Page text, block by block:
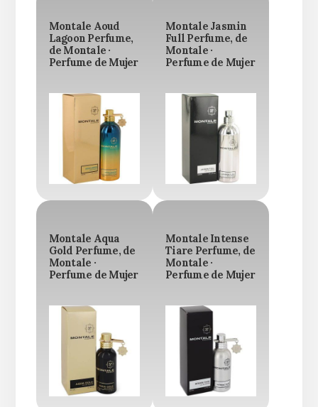
Montale Aoud
Lagoon Perfume,
de Montale ·
Perfume de Mujer
Montale Jasmin
Full Perfume, de
Montale ·
Perfume de Mujer
Montale Aqua
Gold Perfume, de
Montale ·
Perfume de Mujer
Montale Intense
Tiare Perfume, de
Montale ·
Perfume de Mujer